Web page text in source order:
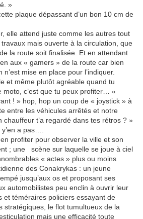
»
plaque dépassant d’un bon 10 cm de
elle attend juste comme les autres tout
mais ouverte à la circulation, que
la route soit finalisée. Et en attendant
aux « gamers » de la route car bien
mise en place pour l’indiquer.
et même plutôt agréable quand tu
moto, c’est que tu peux profiter… «
! » hop, hop un coup de « joystick » à
entre les véhicules arrêtés et notre
chauffeur t’a regardé dans tes rétros ? »
a pas….
profiter pour observer la ville et son
; une scène sur laquelle se joue à ciel
« actes » plus ou moins
des Conakrykas : un jeune
jusqu’aux os et proposant ses
automobilistes peu enclin à ouvrir leur
et téméraires policiers essayant de
stratégiques, le flot tumultueux de la
mais une efficacité toute